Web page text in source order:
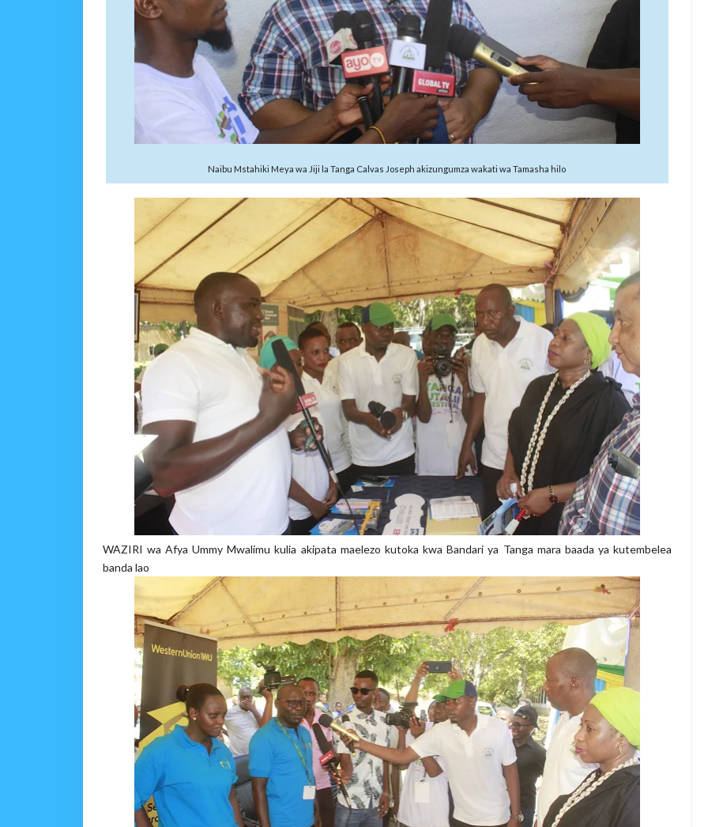
Naibu Mstahiki Meya wa Jiji la Tanga Calvas Joseph akizungumza wakati wa Tamasha hilo
WAZIRI wa Afya Ummy Mwalimu kulia akipata maelezo kutoka kwa Bandari ya Tanga mara baada ya kutembelea
banda lao